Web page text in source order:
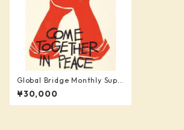
Global Bridge Monthly Supp
orter (¥30,000)
¥30,000